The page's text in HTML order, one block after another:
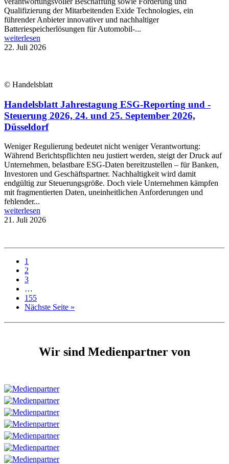
Qualifizierung der Mitarbeitenden Exide Technologies, ein
führender Anbieter innovativer und nachhaltiger
Batteriespeicherlösungen für Automobil-...
weiterlesen
22. Juli 2026
© Handelsblatt
Handelsblatt Jahrestagung ESG-Reporting und -
Steuerung 2026, 24. und 25. September 2026,
Düsseldorf
Weniger Regulierung bedeutet nicht weniger Verantwortung:
Während Berichtspflichten neu justiert werden, steigt der Druck auf
Unternehmen, belastbare ESG-Daten bereitzustellen – für Banken,
Investoren und Geschäftspartner. Nachhaltigkeit wird damit
endgültig zur Steuerungsgröße. Doch viele Unternehmen kämpfen
mit fragmentierten Daten, uneinheitlichen Anforderungen und
fehlender...
weiterlesen
21. Juli 2026
1
2
3
…
155
Nächste Seite »
Wir sind Medienpartner von